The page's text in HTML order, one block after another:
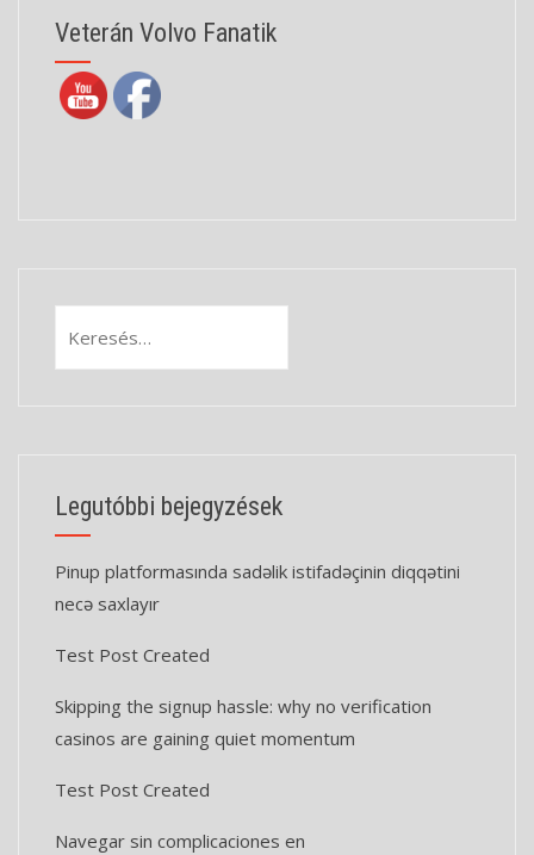
Veterán Volvo Fanatik
Legutóbbi bejegyzések
Pinup platformasında sadəlik istifadəçinin diqqətini
necə saxlayır
Test Post Created
Skipping the signup hassle: why no verification
casinos are gaining quiet momentum
Test Post Created
Navegar sin complicaciones en